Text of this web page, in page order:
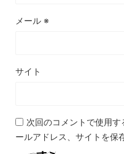
メール ※
サイト
次回のコメントで使用
ールアドレス、サイトを保